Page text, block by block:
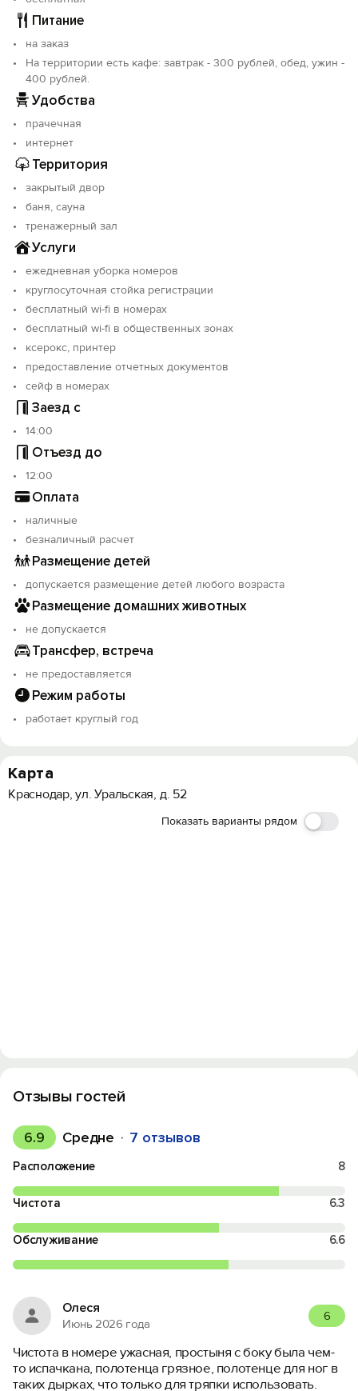
Питание
на заказ
На территории есть кафе: завтрак - 300 рублей, обед, ужин -
400 рублей.
Удобства
прачечная
интернет
Территория
закрытый двор
баня, сауна
тренажерный зал
Услуги
ежедневная уборка номеров
круглосуточная стойка регистрации
бесплатный wi-fi в номерах
бесплатный wi-fi в общественных зонах
ксерокс, принтер
предоставление отчетных документов
сейф в номерах
Заезд с
14:00
Отъезд до
12:00
Оплата
наличные
безналичный расчет
Размещение детей
допускается размещение детей любого возраста
Размещение домашних животных
не допускается
Трансфер, встреча
не предоставляется
Режим работы
работает круглый год
Карта
Краснодар, ул. Уральская, д. 52
Показать варианты рядом
Отзывы гостей
6.9 Средне 7 отзывов
Расположение 8
Чистота 6.3
Обслуживание 6.6
Олеся
Июнь 2026 года
6
Чистота в номере ужасная, простыня с боку была чем-
то испачкана, полотенца грязное, полотенце для ног в
таких дырках, что только для тряпки использовать.